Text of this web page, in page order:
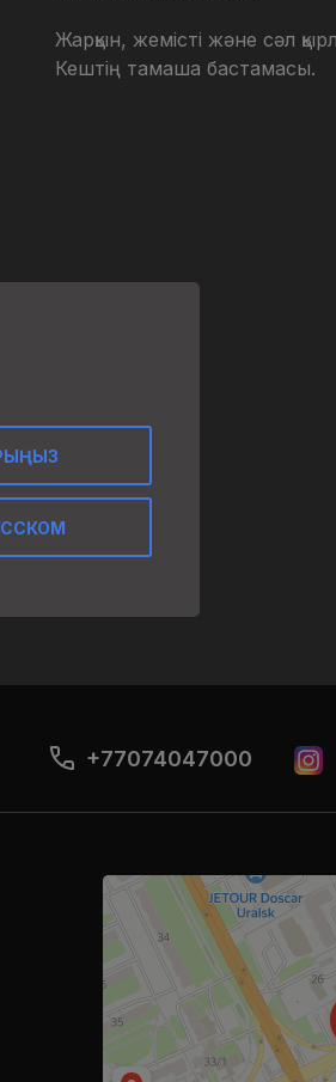
Жарқын, жемісті және сәл
Кештің тамаша бастамасы.
+77074047000
Manhattan
Ресторан в Уральске
Кальян-бар в Уральске